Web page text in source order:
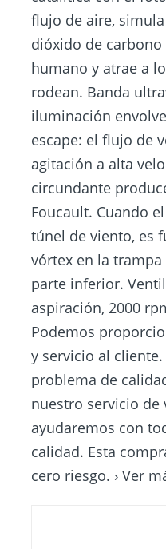
flujo de aire,
dióxido de
humano y atrae a
rodean. Banda
iluminación
escape: el flujo de
agitación a alta
circundante
Foucault. Cuando
túnel de viento, es
vórtex en la
parte inferior.
aspiración, 2000
Podemos
y servicio al
problema de
nuestro servicio de
ayudaremos con
calidad. Esta
cero riesgo. › Ver